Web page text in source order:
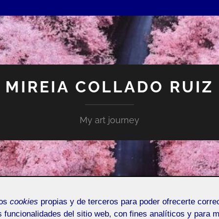
MIREIA COLLADO RUIZ
My art journey
cookies propias y de terceros para poder ofrecerte
funcionalidades del sitio web, con fines analíticos y para